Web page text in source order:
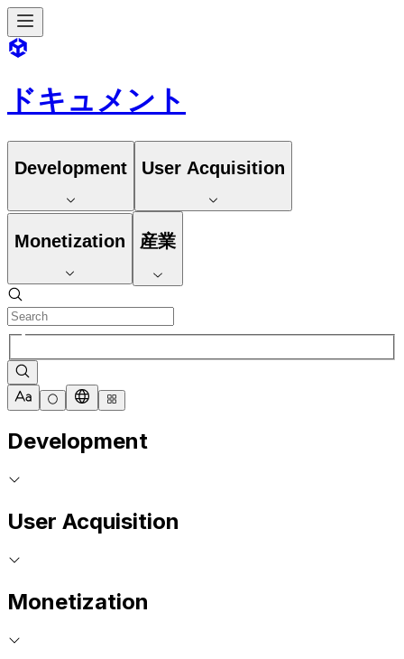
ドキュメント
Development User Acquisition
Monetization 産業
Development
User Acquisition
Monetization